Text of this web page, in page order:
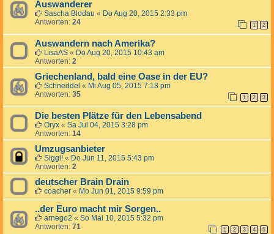
Auswanderer
Sascha Blodau « Do Aug 20, 2015 2:33 pm
Antworten: 24 1 2
Auswandern nach Amerika?
LisaAS « Do Aug 20, 2015 10:43 am
Antworten: 2
Griechenland, bald eine Oase in der EU?
Schneddel « Mi Aug 05, 2015 7:18 pm
Antworten: 35 1 2 3
Die besten Plätze für den Lebensabend
Oryx « Sa Jul 04, 2015 3:28 pm
Antworten: 14
Umzugsanbieter
Siggi! « Do Jun 11, 2015 5:43 pm
Antworten: 2
deutscher Brain Drain
coacher « Mo Jun 01, 2015 9:59 pm
..der Euro macht mir Sorgen..
arnego2 « So Mai 10, 2015 5:32 pm
Antworten: 71 1 2 3 4 5